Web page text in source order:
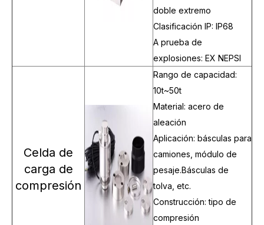
doble extremo
Clasificación IP: IP68
A prueba de
explosiones: EX NEPSI
Celda de
carga de
compresión
Rango de capacidad:
10t~50t
Material: acero de
aleación
Aplicación: básculas para
camiones, módulo de
pesaje.Básculas de
tolva, etc.
Construcción: tipo de
compresión